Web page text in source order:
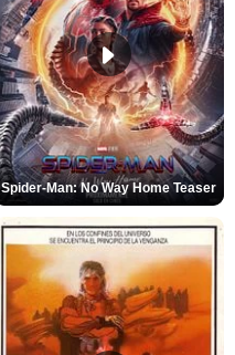
Spider-Man: No Way Home Teaser